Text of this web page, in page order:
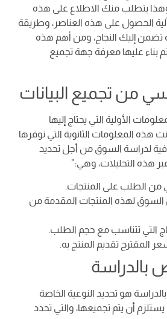
وهذا يتطلب منك الاطلاع على هذه
الحصول على هذه العناصر، وطريقة
إليك النجاح، ومن أهم هذه
بناء عليها معرفة جهة تجميع
من تجميع البيانات
الأولية التي يحتاج إليها
هذه المعلومات الثانوية التي توفرها
لدراسة السوق من أجل تحديد
هذه التحليلات، وهي:”
من الطلب على المنتجات.
لهذه المنتجات المقدمة من
التي تتناسب مع حجم الطلب.
المقترح تقديم المنتج به.
بالدراسة
هو تحديد النوعية الخاصة
يستلزم أن يتم تجميعها، والتي تحدد